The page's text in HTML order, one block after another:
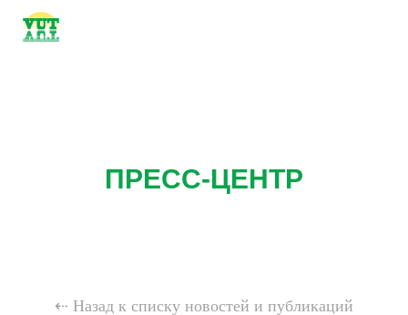
ПРЕСС-ЦЕНТР
⇠ Назад к списку новостей и публикаций